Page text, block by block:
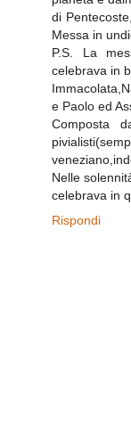
di
Messa in
P.S. La
celebrava in
e Paolo ed
Composta
Nelle
celebrava in
Rispondi